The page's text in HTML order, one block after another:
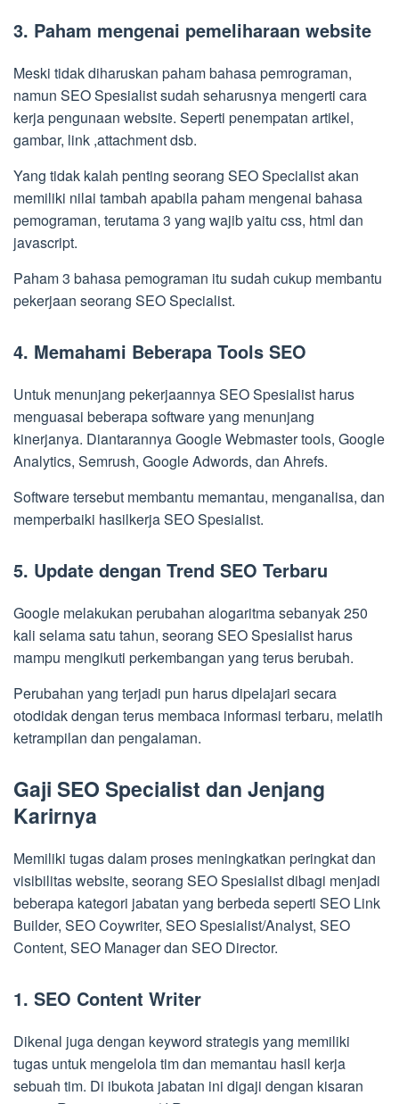
3. Paham mengenai pemeliharaan website
Meski tidak diharuskan paham bahasa pemrograman,
namun SEO Spesialist sudah seharusnya mengerti cara
kerja pengunaan website. Seperti penempatan artikel,
gambar, link ,attachment dsb.
Yang tidak kalah penting seorang SEO Specialist akan
memiliki nilai tambah apabila paham mengenai bahasa
pemograman, terutama 3 yang wajib yaitu css, html dan
javascript.
Paham 3 bahasa pemograman itu sudah cukup membantu
pekerjaan seorang SEO Specialist.
4. Memahami Beberapa Tools SEO
Untuk menunjang pekerjaannya SEO Spesialist harus
menguasai beberapa software yang menunjang
kinerjanya. Diantarannya Google Webmaster tools, Google
Analytics, Semrush, Google Adwords, dan Ahrefs.
Software tersebut membantu memantau, menganalisa, dan
memperbaiki hasilkerja SEO Spesialist.
5. Update dengan Trend SEO Terbaru
Google melakukan perubahan alogaritma sebanyak 250
kali selama satu tahun, seorang SEO Spesialist harus
mampu mengikuti perkembangan yang terus berubah.
Perubahan yang terjadi pun harus dipelajari secara
otodidak dengan terus membaca informasi terbaru, melatih
ketrampilan dan pengalaman.
Gaji SEO Specialist dan Jenjang
Karirnya
Memiliki tugas dalam proses meningkatkan peringkat dan
visibilitas website, seorang SEO Spesialist dibagi menjadi
beberapa kategori jabatan yang berbeda seperti SEO Link
Builder, SEO Coywriter, SEO Spesialist/Analyst, SEO
Content, SEO Manager dan SEO Director.
1. SEO Content Writer
Dikenal juga dengan keyword strategis yang memiliki
tugas untuk mengelola tim dan memantau hasil kerja
sebuah tim. Di ibukota jabatan ini digaji dengan kisaran